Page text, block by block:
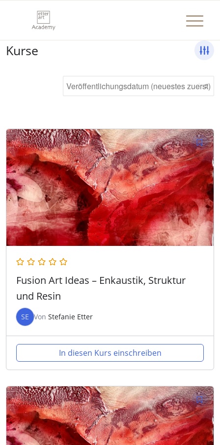
Kurse
Fusion Art Ideas – Enkaustik, Struktur
und Resin
SE Von Stefanie Etter
In diesen Kurs einschreiben